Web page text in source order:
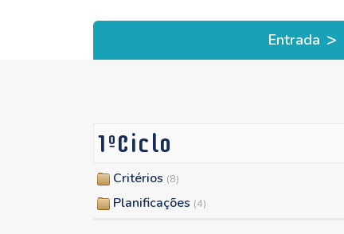
Entrada >
1ºCiclo
Critérios (8)
Planificações (4)